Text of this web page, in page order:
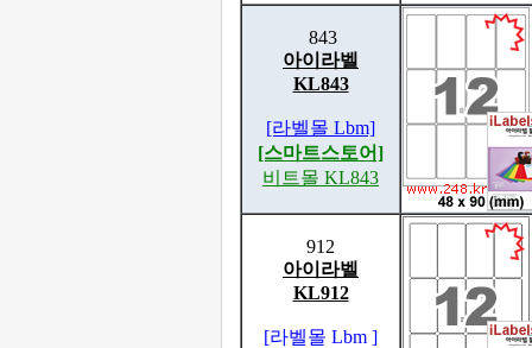
843
아이라벨
KL843
[라벨몰 Lbm]
[스마트스토어]
비트몰 KL843
912
아이라벨
KL912
[라벨몰 Lbm ]